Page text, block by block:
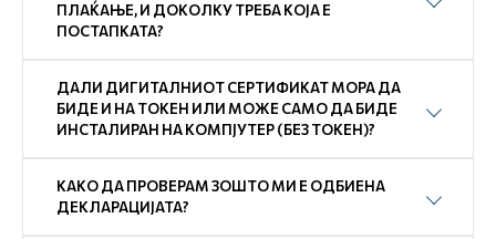
ПЛАЌАЊЕ, И ДОКОЛКУ ТРЕБА КОЈА Е
ПОСТАПКАТА?
ДАЛИ ДИГИТАЛНИОТ СЕРТИФИКАТ МОРА ДА
БИДЕ И НА ТОКЕН ИЛИ МОЖЕ САМО ДА БИДЕ
ИНСТАЛИРАН НА КОМПЈУТЕР (БЕЗ ТОКЕН)?
КАКО ДА ПРОВЕРАМ ЗОШТО МИ Е ОДБИЕНА
ДЕКЛАРАЦИЈАТА?